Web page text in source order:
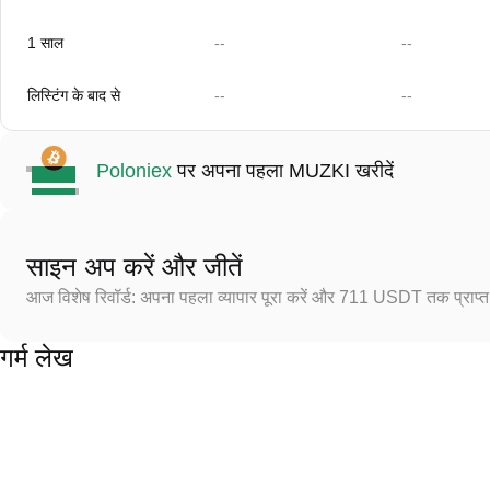
1 साल -- --
लिस्टिंग के बाद से -- --
Poloniex पर अपना पहला MUZKI खरीदें
साइन अप करें और जीतें
आज विशेष रिवॉर्ड: अपना पहला व्यापार पूरा करें और 711 USDT तक
गर्म लेख